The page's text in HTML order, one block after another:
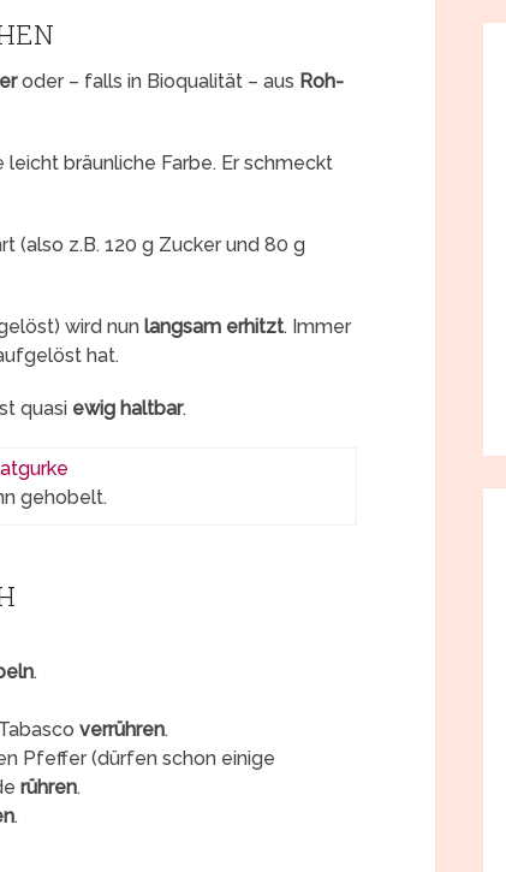
oder – falls in Bioqualität – aus Roh-
bräunliche Farbe. Er schmeckt
(also z.B. 120 g Zucker und 80 g
wird nun langsam erhitzt. Immer
hat.
quasi ewig haltbar.
gehobelt.
.
verrühren.
Pfeffer (dürfen schon einige
rühren.
.